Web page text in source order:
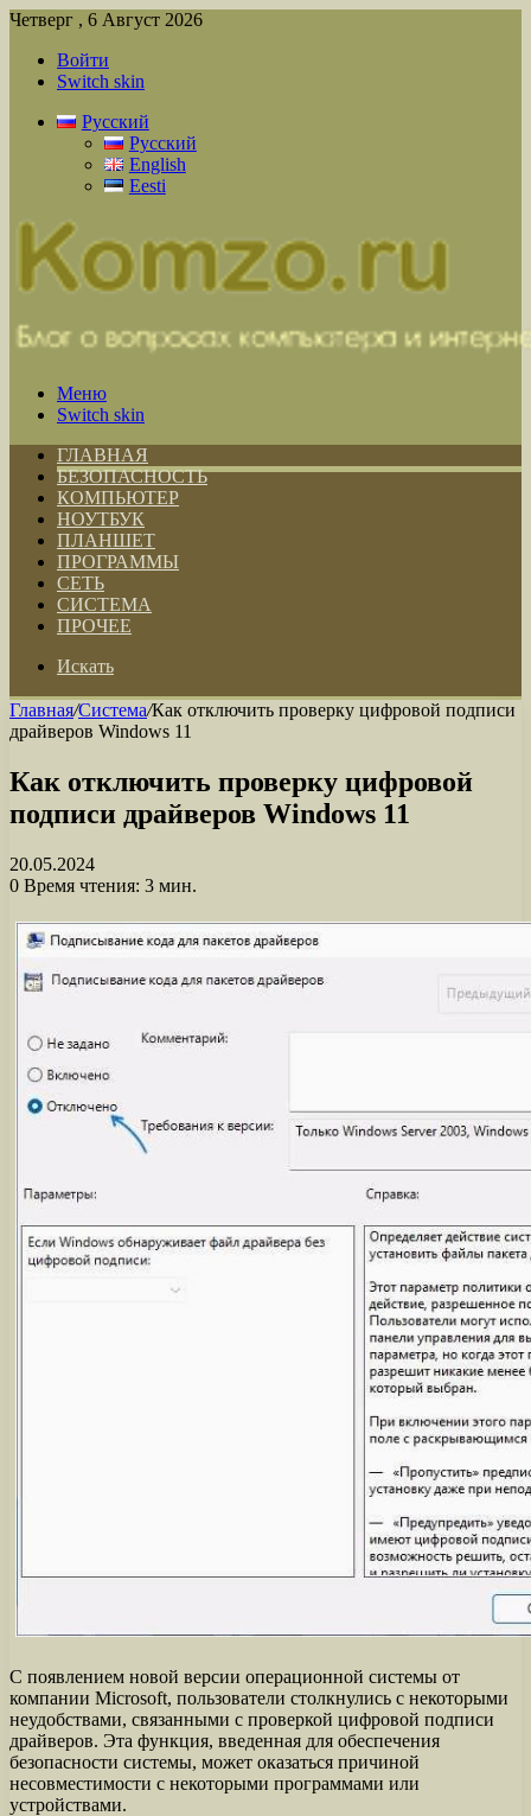
Четверг , 6 Август 2026
Войти
Switch skin
Русский
Русский
English
Eesti
Меню
Switch skin
ГЛАВНАЯ
БЕЗОПАСНОСТЬ
КОМПЬЮТЕР
НОУТБУК
ПЛАНШЕТ
ПРОГРАММЫ
СЕТЬ
СИСТЕМА
ПРОЧЕЕ
Искать
Главная/Система/Как отключить проверку цифровой подписи
драйверов Windows 11
Как отключить проверку цифровой
подписи драйверов Windows 11
20.05.2024
0 Время чтения: 3 мин.
С появлением новой версии операционной системы от
компании Microsoft, пользователи столкнулись с некоторыми
неудобствами, связанными с проверкой цифровой подписи
драйверов. Эта функция, введенная для обеспечения
безопасности системы, может оказаться причиной
несовместимости с некоторыми программами или
устройствами.